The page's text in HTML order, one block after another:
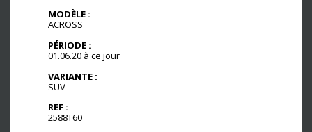
MODÈLE :
ACROSS
PÉRIODE :
01.06.20 à ce jour
VARIANTE :
SUV
REF :
2588T60